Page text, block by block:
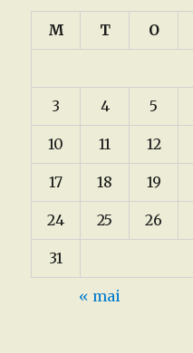
M T O
3 4 5
10 11 12
17 18 19
24 25 26
31
« mai